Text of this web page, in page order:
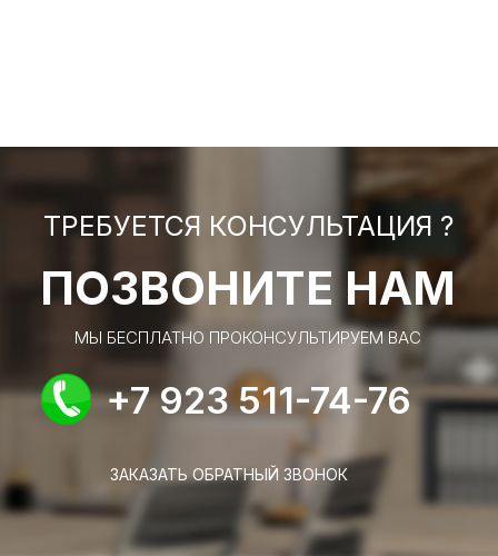
ТРЕБУЕТСЯ КОНСУЛЬТАЦИЯ ?
ПОЗВОНИТЕ НАМ
МЫ БЕСПЛАТНО ПРОКОНСУЛЬТИРУЕМ ВАС
+7 923 511-74-76
ЗАКАЗАТЬ ОБРАТНЫЙ ЗВОНОК